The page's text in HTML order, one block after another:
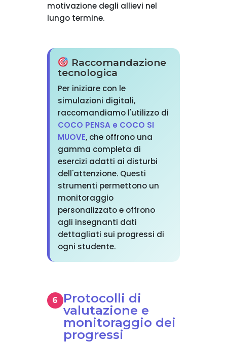
motivazione degli allievi nel
lungo termine.
Raccomandazione
tecnologica
Per iniziare con le
simulazioni digitali,
raccomandiamo l'utilizzo di
COCO PENSA e COCO SI
MUOVE, che offrono una
gamma completa di
esercizi adatti ai disturbi
dell'attenzione. Questi
strumenti permettono un
monitoraggio
personalizzato e offrono
agli insegnanti dati
dettagliati sui progressi di
ogni studente.
Protocolli di
valutazione e
monitoraggio dei
progressi